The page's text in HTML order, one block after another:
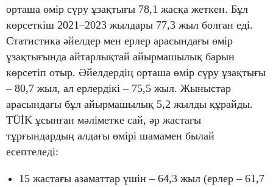
орташа өмір сүру ұзақтығы 78,1 жасқа жеткен. Бұл
көрсеткіш 2021–2023 жылдары 77,3 жыл болған еді.
Статистика әйелдер мен ерлер арасындағы өмір
ұзақтығында айтарлықтай айырмашылық барын
көрсетіп отыр. Әйелдердің орташа өмір сүру ұзақтығы
– 80,7 жыл, ал ерлердікі – 75,5 жыл. Жыныстар
арасындағы бұл айырмашылық 5,2 жылды құрайды.
TÜİK ұсынған мәліметке сай, әр жастағы
тұрғындардың алдағы өмірі шамамен былай
есептеледі:
15 жастағы азаматтар үшін – 64,3 жыл (ерлер – 61,7